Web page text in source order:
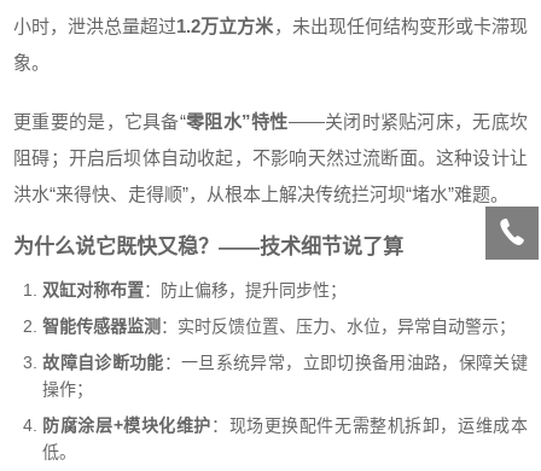
小时，泄洪总量超过1.2万立方米，未出现任何结构变形或卡滞现
象。
更重要的是，它具备“零阻水”特性——关闭时紧贴河床，无底坎
阻碍；开启后坝体自动收起，不影响天然过流断面。这种设计让
洪水“来得快、走得顺”，从根本上解决传统拦河坝“堵水”难题。
为什么说它既快又稳？——技术细节说了算
双缸对称布置：防止偏移，提升同步性；
智能传感器监测 ：实时反馈位置、压力、水位，异常自动警示；
故障自诊断功能：一旦系统异常，立即切换备用油路，保障关键
操作；
防腐涂层+模块化维护：现场更换配件无需整机拆卸，运维成本
低。